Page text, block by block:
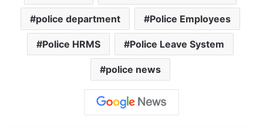
police department Police Employees
Police HRMS Police Leave System
police news